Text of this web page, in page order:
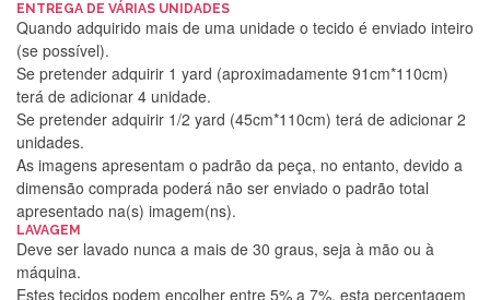
ENTREGA DE VÁRIAS UNIDADES
Quando adquirido mais de uma unidade o tecido é enviado inteiro
(se possível).
Se pretender adquirir 1 yard (aproximadamente 91cm*110cm)
terá de adicionar 4 unidade.
Se pretender adquirir 1/2 yard (45cm*110cm) terá de adicionar 2
unidades.
As imagens apresentam o padrão da peça, no entanto, devido a
dimensão comprada poderá não ser enviado o padrão total
apresentado na(s) imagem(ns).
LAVAGEM
Deve ser lavado nunca a mais de 30 graus, seja à mão ou à
máquina.
Estes tecidos podem encolher entre 5% a 7%, esta percentagem